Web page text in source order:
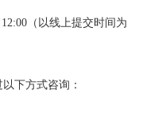
12:00（以线上提交时间为
下方式咨询：